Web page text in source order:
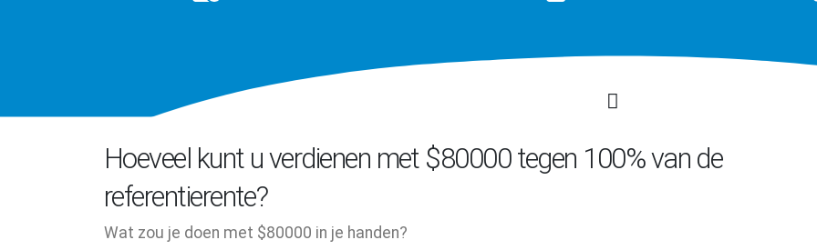
Hoeveel kunt u verdienen met $80000 tegen 100% van de
referentierente?
Wat zou je doen met $80000 in je handen?